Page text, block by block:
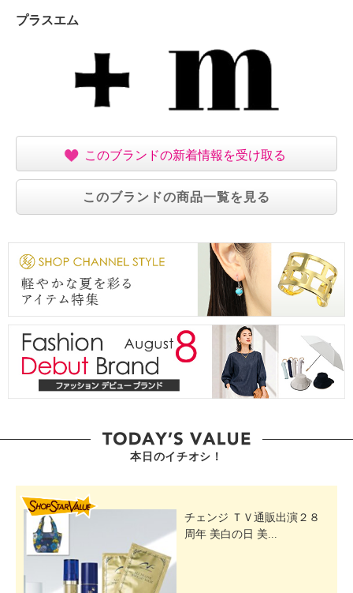
プラスエム
このブランドの新着情報を受け取る
このブランドの商品一覧を見る
本日のイチオシ！
チェンジ ＴＶ通販出演２８
周年 美白の日 美...